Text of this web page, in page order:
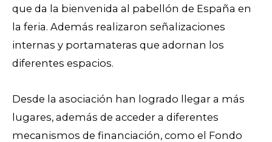
que da la bienvenida al pabellón de España en
la feria. Además realizaron señalizaciones
internas y portamateras que adornan los
diferentes espacios.
Desde la asociación han logrado llegar a más
lugares, además de acceder a diferentes
mecanismos de financiación, como el Fondo